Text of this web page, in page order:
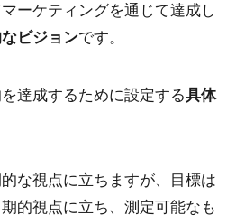
ーケティングを通じて達成し
ビジョンです。
達成するために設定する具体
な視点に立ちますが、目標は
的視点に立ち、測定可能なも